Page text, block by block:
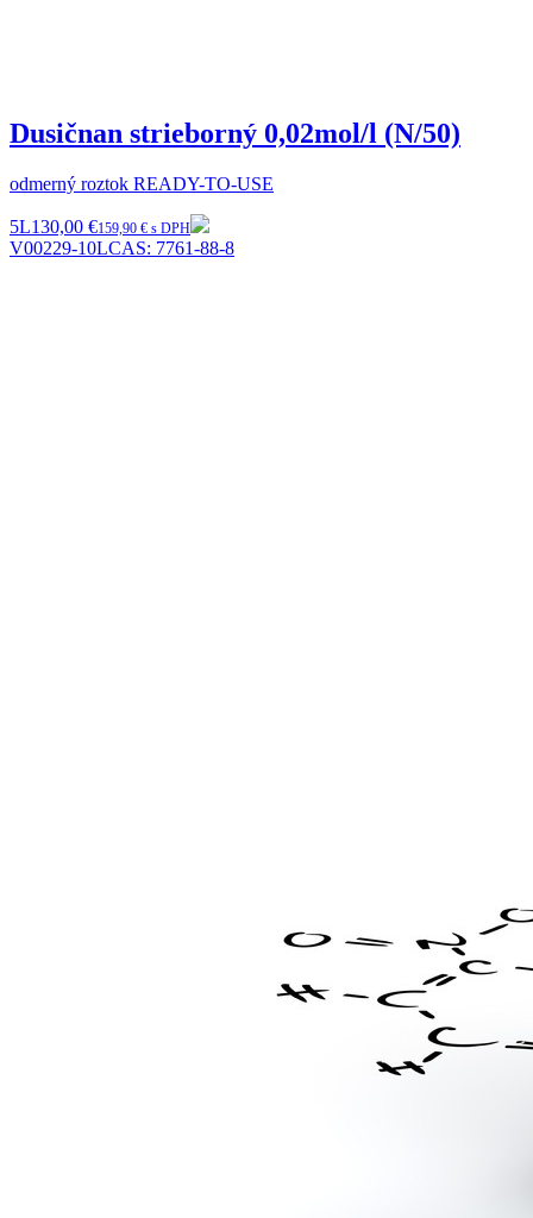
Dusičnan strieborný 0,02mol/l (N/50)
odmerný roztok READY-TO-USE
5L130,00 €159,90 € s DPH
V00229-10LCAS: 7761-88-8